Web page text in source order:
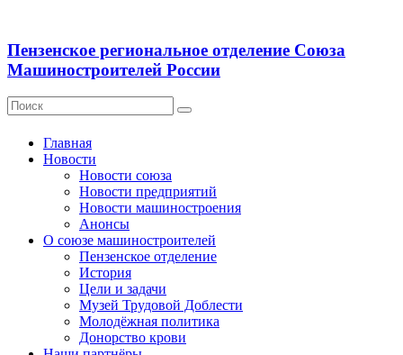
Пензенское региональное отделение Союза
Машиностроителей России
Главная
Новости
Новости союза
Новости предприятий
Новости машиностроения
Анонсы
О союзе машиностроителей
Пензенское отделение
История
Цели и задачи
Музей Трудовой Доблести
Молодёжная политика
Донорство крови